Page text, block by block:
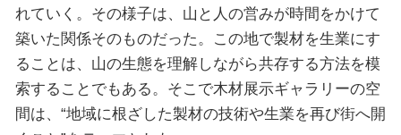
れていく。その様子は、山と人の営みが時間をかけて
築いた関係そのものだった。この地で製材を生業にす
ることは、山の生態を理解しながら共存する方法を模
索することでもある。そこで木材展示ギャラリーの空
間は、“地域に根ざした製材の技術や生業を再び街へ開